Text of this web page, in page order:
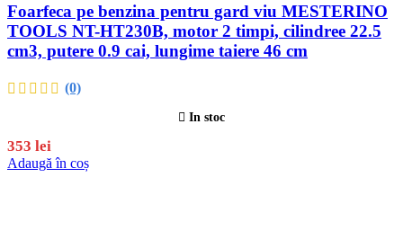
Foarfeca pe benzina pentru gard viu MESTERINO
TOOLS NT-HT230B, motor 2 timpi, cilindree 22.5
cm3, putere 0.9 cai, lungime taiere 46 cm
(0)
In stoc
353 lei
Adaugă în coș